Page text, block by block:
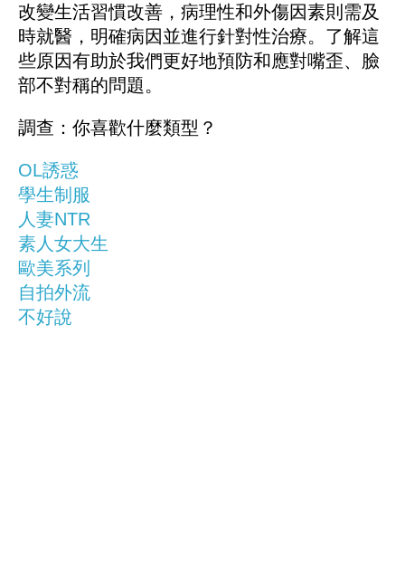
改變生活習慣改善，病理性和外傷因素則需及
時就醫，明確病因並進行針對性治療。了解這
些原因有助於我們更好地預防和應對嘴歪、臉
部不對稱的問題。
調查：你喜歡什麼類型？
OL誘惑
學生制服
人妻NTR
素人女大生
歐美系列
自拍外流
不好說